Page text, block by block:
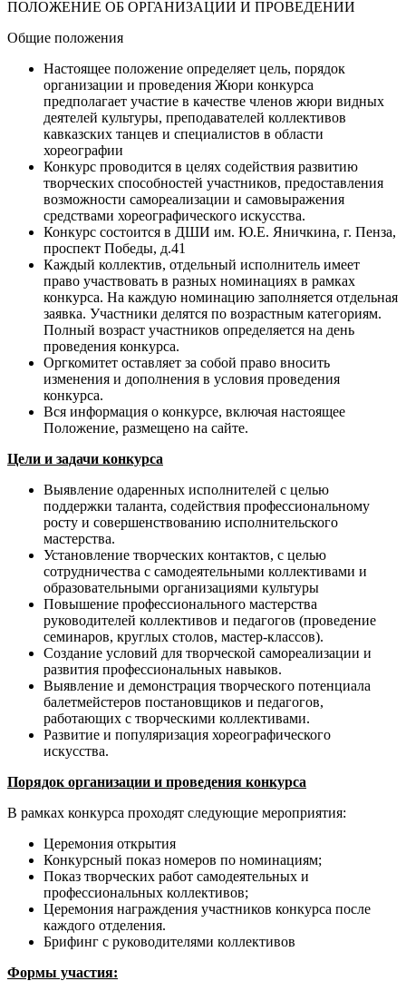
ПОЛОЖЕНИЕ ОБ ОРГАНИЗАЦИИ И ПРОВЕДЕНИИ
Общие положения
Настоящее положение определяет цель, порядок
организации и проведения Жюри конкурса
предполагает участие в качестве членов жюри видных
деятелей культуры, преподавателей коллективов
кавказских танцев и специалистов в области
хореографии
Конкурс проводится в целях содействия развитию
творческих способностей участников, предоставления
возможности самореализации и самовыражения
средствами хореографического искусства.
Конкурс состоится в ДШИ им. Ю.Е. Яничкина, г. Пенза,
проспект Победы, д.41
Каждый коллектив, отдельный исполнитель имеет
право участвовать в разных номинациях в рамках
конкурса. На каждую номинацию заполняется отдельная
заявка. Участники делятся по возрастным категориям.
Полный возраст участников определяется на день
проведения конкурса.
Оргкомитет оставляет за собой право вносить
изменения и дополнения в условия проведения
конкурса.
Вся информация о конкурсе, включая настоящее
Положение, размещено на сайте.
Цели и задачи конкурса
Выявление одаренных исполнителей с целью
поддержки таланта, содействия профессиональному
росту и совершенствованию исполнительского
мастерства.
Установление творческих контактов, с целью
сотрудничества с самодеятельными коллективами и
образовательными организациями культуры
Повышение профессионального мастерства
руководителей коллективов и педагогов (проведение
семинаров, круглых столов, мастер-классов).
Создание условий для творческой самореализации и
развития профессиональных навыков.
Выявление и демонстрация творческого потенциала
балетмейстеров постановщиков и педагогов,
работающих с творческими коллективами.
Развитие и популяризация хореографического
искусства.
Порядок организации и проведения конкурса
В рамках конкурса проходят следующие мероприятия:
Церемония открытия
Конкурсный показ номеров по номинациям;
Показ творческих работ самодеятельных и
профессиональных коллективов;
Церемония награждения участников конкурса после
каждого отделения.
Брифинг с руководителями коллективов
Формы участия: